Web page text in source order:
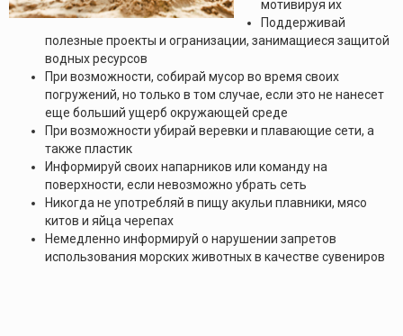
мотивируя их
Поддерживай
полезные проекты и огранизации, занимащиеся защитой
водных ресурсов
При возможности, собирай мусор во время своих
погружений, но только в том случае, если это не нанесет
еще больший ущерб окружающей среде
При возможности убирай веревки и плавающие сети, а
также пластик
Информируй своих напарников или команду на
поверхности, если невозможно убрать сеть
Никогда не употребляй в пищу акульи плавники, мясо
китов и яйца черепах
Немедленно информируй о нарушении запретов
использования морских животных в качестве сувениров